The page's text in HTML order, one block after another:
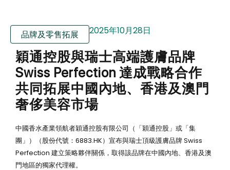
品牌及零售拓展 2025年10月28日
穎通控股與瑞士高端護膚品牌
Swiss Perfection 達成戰略合作
共同拓展中國內地、香港及澳門
奢侈美容市場
中國香水產業領航者穎通控股有限公司（「穎通控股」或「集
團」）（股份代號：6883.HK）宣布與瑞士頂級護膚品牌 Swiss
Perfection 建立策略夥伴關係，取得該品牌在中國內地、香港及澳
門地區的獨家代理權。